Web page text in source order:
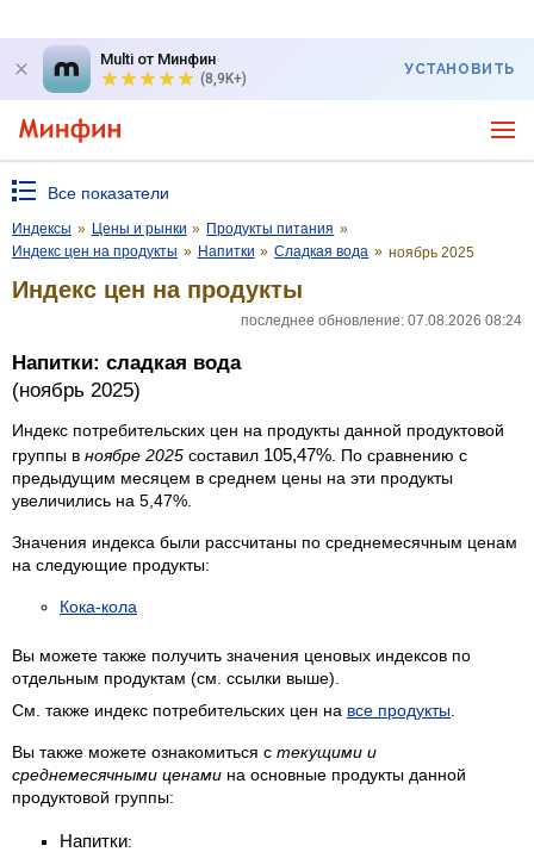
Multi от Минфин
(8,9K+)
УСТАНОВИТЬ
Все показатели
Индексы » Цены и рынки » Продукты питания »
Индекс цен на продукты » Напитки » Сладкая вода » ноябрь 2025
Индекс цен на продукты
последнее обновление: 07.08.2026 08:24
Напитки: сладкая вода
(ноябрь 2025)
Индекс потребительских цен на продукты данной продуктовой
группы в ноябре 2025 составил 105,47% . По сравнению с
предыдущим месяцем в среднем цены на эти продукты
увеличились на 5,47%.
Значения индекса были рассчитаны по среднемесячным ценам
на следующие продукты:
Кока-кола
Вы можете также получить значения ценовых индексов по
отдельным продуктам (см. ссылки выше).
См. также индекс потребительских цен на все продукты
Вы также можете ознакомиться с текущими и
среднемесячными ценами на основные продукты данной
продуктовой группы:
Напитки: